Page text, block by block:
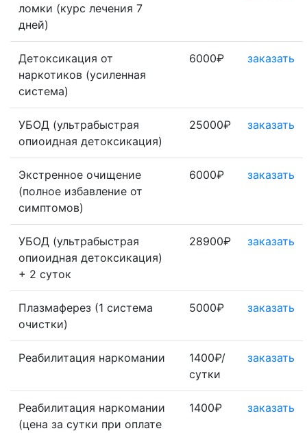
ломки (курс лечения 7
дней)
Детоксикация от
наркотиков (усиленная
система)
6000₽ заказать
УБОД (ультрабыстрая
опиоидная детоксикация)
25000₽ заказать
Экстренное очищение
(полное избавление от
симптомов)
6000₽ заказать
УБОД (ультрабыстрая
опиоидная детоксикация)
+ 2 суток
28900₽ заказать
Плазмаферез (1 система
очистки)
5000₽ заказать
Реабилитация наркомании
1400₽/
сутки
заказать
Реабилитация наркомании
(цена за сутки при оплате
1400₽ заказать